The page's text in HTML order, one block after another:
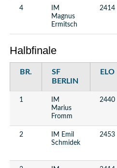
4
IM
Magnus
Ermitsch
2414
Halbfinale
BR.
SF
BERLIN
ELO
1
IM
Marius
Fromm
2440
2
IM Emil
Schmidek
2453